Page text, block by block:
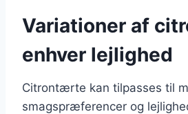
Variationer af
enhver lejlighed
Citrontærte kan tilpasses til
smagspræferencer og